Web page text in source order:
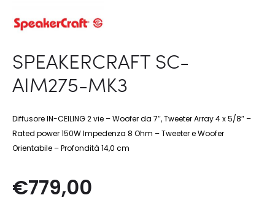
SPEAKERCRAFT SC-
AIM275-MK3
Diffusore IN-CEILING 2 vie – Woofer da 7″, Tweeter Array 4 x 5/8″ –
Rated power 150W Impedenza 8 Ohm – Tweeter e Woofer
Orientabile – Profondità 14,0 cm
€779,00